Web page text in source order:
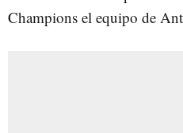
Champions el equipo de